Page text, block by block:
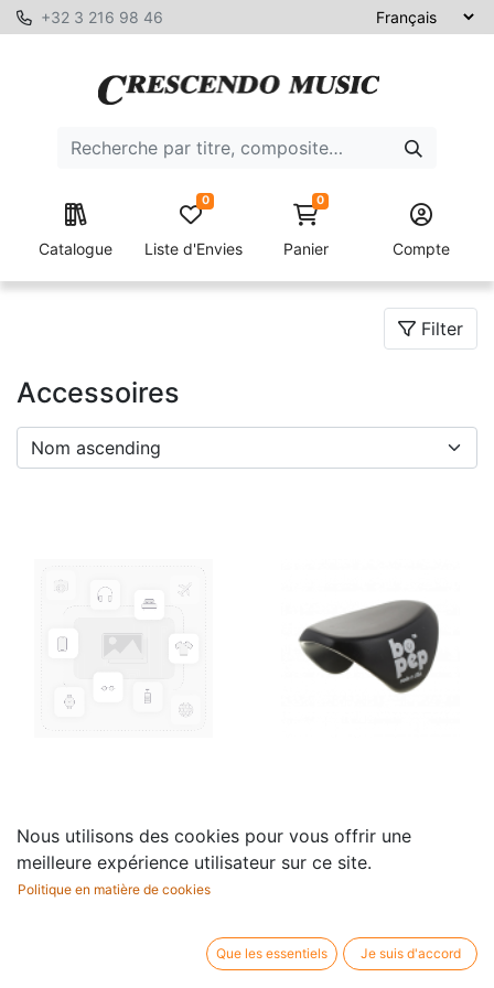
+32 3 216 98 46
Catalogue Liste d'Envies
0 0
Panier Compte
Filter
Accessoires
Deluxe Beschermhoes
Protec voor Koffer
Dwarsfluit
37,00€
Duimsteun Bo-Pep 602
voor Dwarsfluit
17,55€
Nous utilisons des cookies pour vous offrir une
meilleure expérience utilisateur sur ce site.
Politique en matière de cookies
Que les essentiels Je suis d'accord